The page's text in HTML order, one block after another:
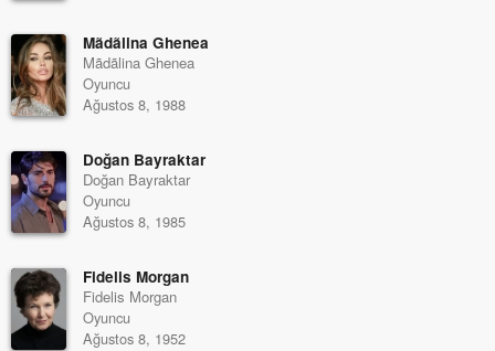
Mãdãlina Ghenea
Mãdãlina Ghenea
Oyuncu
Ağustos 8, 1988
Doğan Bayraktar
Doğan Bayraktar
Oyuncu
Ağustos 8, 1985
Fidelis Morgan
Fidelis Morgan
Oyuncu
Ağustos 8, 1952